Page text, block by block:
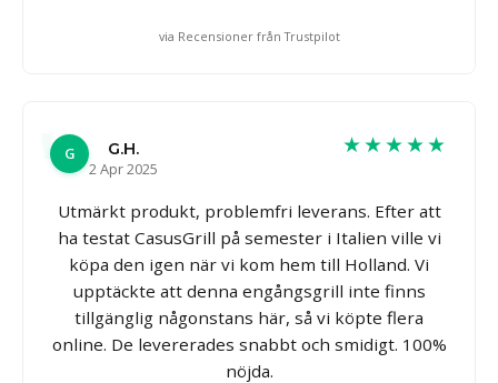
via Recensioner från Trustpilot
G
G.H.
2 Apr 2025
★★★★★
Utmärkt produkt, problemfri leverans. Efter att
ha testat CasusGrill på semester i Italien ville vi
köpa den igen när vi kom hem till Holland. Vi
upptäckte att denna engångsgrill inte finns
tillgänglig någonstans här, så vi köpte flera
online. De levererades snabbt och smidigt. 100%
nöjda.